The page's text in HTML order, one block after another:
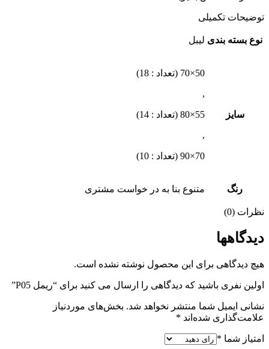
توضیحات تکمیلی
نوع بسته بندی لیبل
سایز
50×70 (تعداد : 18)
,
55×80 (تعداد : 14)
,
70×90 (تعداد : 10)
رنگ متنوع بنا به در خواست مشتری
نظرات (0)
دیدگاهها
هیچ دیدگاهی برای این محصول نوشته نشده است.
اولین نفری باشید که دیدگاهی را ارسال می کنید برای “ریمل P05”
نشانی ایمیل شما منتشر نخواهد شد. بخش‌های موردنیاز
علامت‌گذاری شده‌اند *
امتیاز شما *